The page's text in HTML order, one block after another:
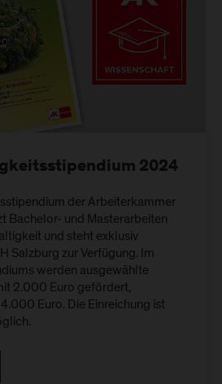
2024
der Arbeiterkammer
Bachelor- und Masterarbeiten
und steht exklusiv
Salzburg zur Verfügung. Im
werden ausgewählte
2.000 Euro gefördert,
Euro. Die Einreichung ist